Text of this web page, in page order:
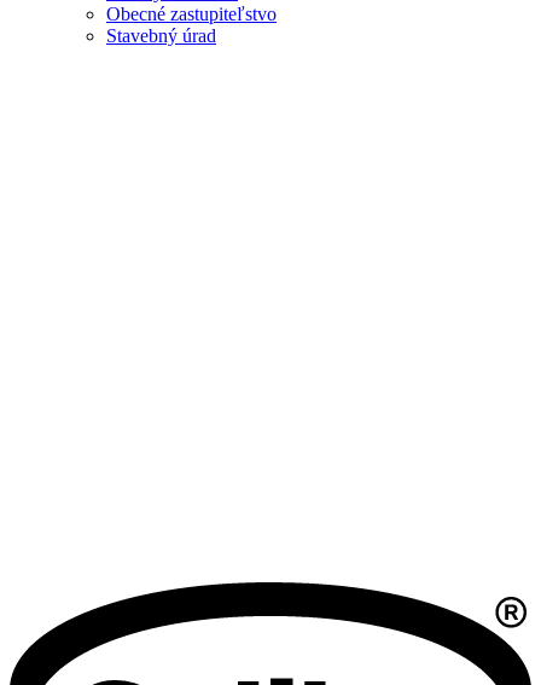
Obecné zastupiteľstvo
Stavebný úrad